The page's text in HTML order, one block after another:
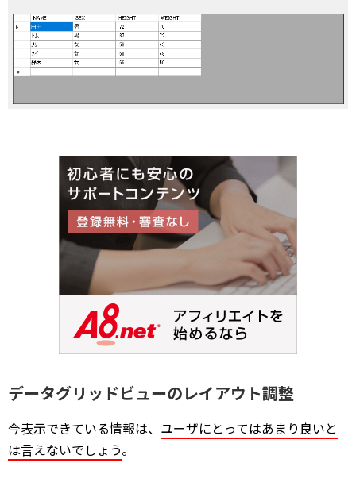
データグリッドビューのレイアウト調整
今表示できている情報は、 ユーザにとってはあまり良いと
は言えないでしょう。